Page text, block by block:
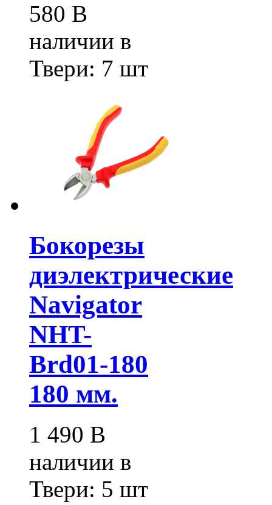
580 В
наличии в
Твери: 7 шт
Бокорезы
диэлектрические
Navigator
NHT-
Brd01-180
180 мм.
1 490 В
наличии в
Твери: 5 шт